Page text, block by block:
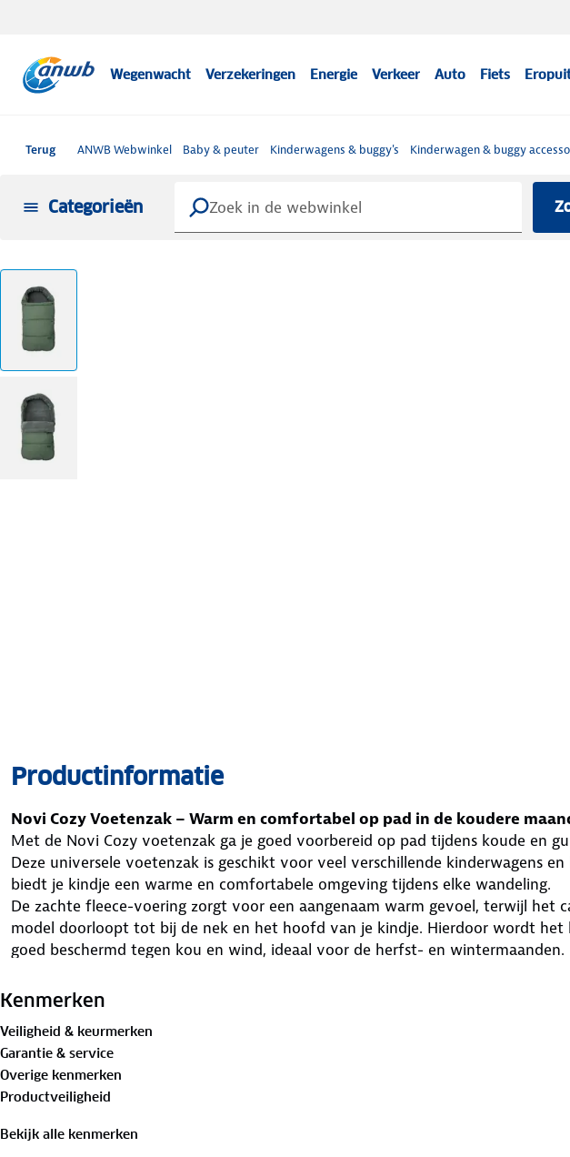
Wegenwacht Verzekeringen Energie Verkeer Auto Fiets
Terug ANWB Webwinkel Baby & peuter Kinderwagens & buggy's Kinderwagen & buggy
Categorieën
Productinformatie
Novi Cozy Voetenzak – Warm en comfortabel op pad in de koudere
Met de Novi Cozy voetenzak ga je goed voorbereid op pad tijdens koude en
Deze universele voetenzak is geschikt voor veel verschillende kinderwagens en
biedt je kindje een warme en comfortabele omgeving tijdens elke wandeling.
De zachte fleece-voering zorgt voor een aangenaam warm gevoel, terwijl het
model doorloopt tot bij de nek en het hoofd van je kindje. Hierdoor wordt het
goed beschermd tegen kou en wind, ideaal voor de herfst- en wintermaanden.
plek. De meerdere ritsen maken het eenvoudig om de voetenzak snel en
Let op: deze voetenzak is niet geschikt voor kinderwagens of buggy’s waarbij
schouderriemen aan elkaar vastzitten. Controleer altijd de afmetingen van je
buggy voor een goede pasvorm.
Universeel gebruik:
Warme fleece-voering:
Capuchon-model:
Kenmerken
Veiligheid & keurmerken
Garantie & service
Overige kenmerken
Productveiligheid
Bekijk alle kenmerken